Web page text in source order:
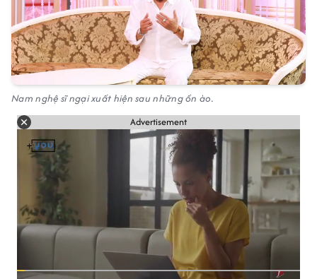
Nam nghệ sĩ ngại xuất hiện sau những ồn ào.
Advertisement